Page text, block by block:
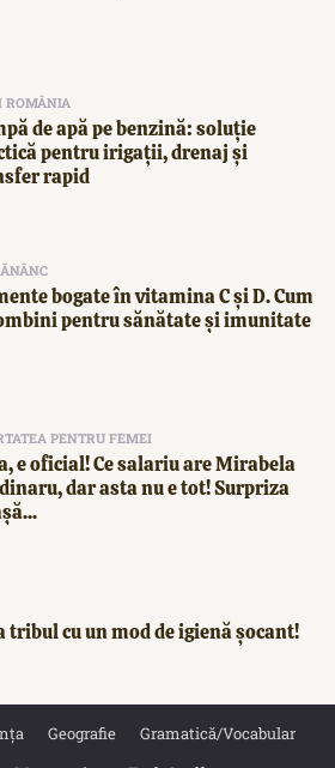
ROMÂNIA
de apă pe benzină: soluție
pentru irigații, drenaj și
rapid
bogate în vitamina C și D. Cum
pentru sănătate și imunitate
PENTRU FEMEI
e oficial! Ce salariu are Mirabela
dar asta nu e tot! Surpriza
cu un mod de igienă șocant!
Geografie
Gramatică/Vocabular